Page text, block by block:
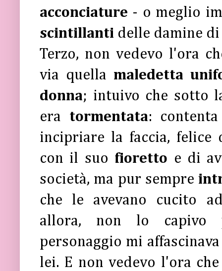
acconciature - o meglio
scintillanti delle damine
Terzo, non vedevo l'ora
via quella maledetta
donna; intuivo che sotto
era tormentata:
incipriare la faccia, felice
con il suo fioretto e di
società, ma pur sempre
che le avevano cucito
allora, non lo capivo
personaggio mi
lei. E non vedevo l'ora